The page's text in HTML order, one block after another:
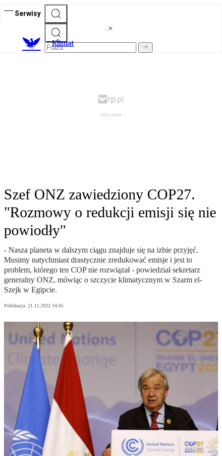
Serwisy
Klimat
Szef ONZ zawiedziony COP27.
"Rozmowy o redukcji emisji się nie
powiodły"
- Nasza planeta w dalszym ciągu znajduje się na izbie przyjęć.
Musimy natychmiast drastycznie zredukować emisje i jest to
problem, którego ten COP nie rozwiązał - powiedział sekretarz
generalny ONZ, mówiąc o szczycie klimatycznym w Szarm el-
Szejk w Egipcie.
Publikacja: 21.11.2022 14:05